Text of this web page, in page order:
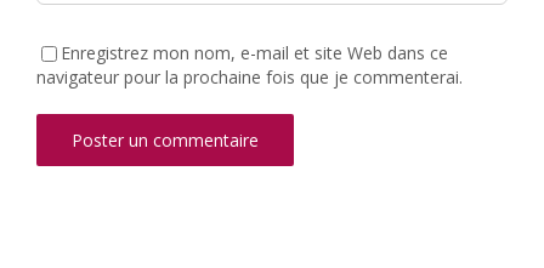
Enregistrez mon nom, e-mail et site Web dans ce
navigateur pour la prochaine fois que je commenterai.